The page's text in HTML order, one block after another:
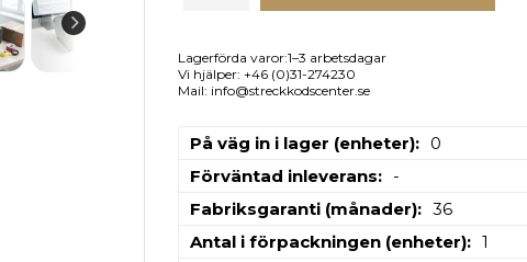
Lagerförda varor:1–3 arbetsdagar
Vi hjälper: +46 (0)31-274230
Mail: info@streckkodscenter.se
På väg in i lager (enheter)
0
Förväntad inleverans
-
Fabriksgaranti (månader)
36
Antal i förpackningen (enheter)
1